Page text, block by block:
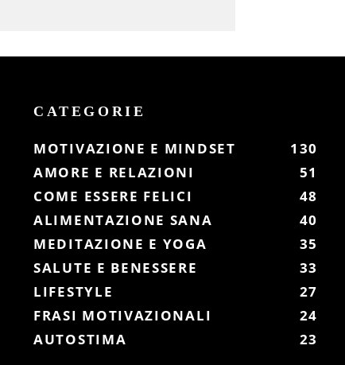
CATEGORIE
MOTIVAZIONE E MINDSET
130
AMORE E RELAZIONI
51
COME ESSERE FELICI
48
ALIMENTAZIONE SANA
40
MEDITAZIONE E YOGA
35
SALUTE E BENESSERE
33
LIFESTYLE
27
FRASI MOTIVAZIONALI
24
AUTOSTIMA
23